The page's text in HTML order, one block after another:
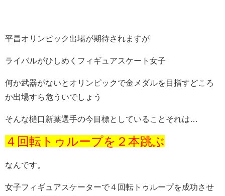
平昌オリンピック出場が期待されますが
ライバルがひしめくフィギュアスケート女子
何か武器がないとオリンピックで金メダルを目指すどころ
か出場すら危ういでしょう
そんな樋口新葉選手の今目標としていることそれは…
４回転トゥループを２本跳ぶ
なんです。
女子フィギュアスケーターで４回転トゥループを成功させ